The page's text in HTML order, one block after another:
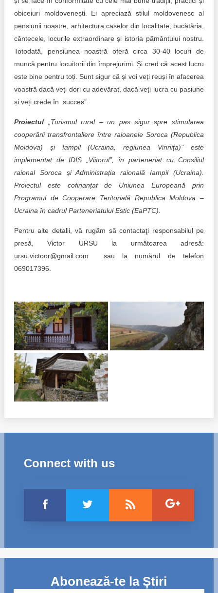
obiceiuri moldovenești. Ei apreciază stilul moldovenesc al
pensiunii noastre, arhitectura caselor din localitate, bucătăria,
cântecele, locurile extraordinare și istoria pământului nostru.
Totodată, pensiunea noastră oferă circa 30-40 locuri de
muncă pentru locuitorii din împrejurimi. Și cred că acest lucru
este bine pentru toți. Sunt sigur că și voi veți reuși în afacerea
voastră dacă veți dori cu adevărat, dacă veți lucra cu pasiune
și veți crede în succes”.
Proiectul„Turismul rural – un pas sigur spre stimularea
cooperării transfrontaliere între raioanele Soroca (Republica
Moldova) și Iampil (Ucraina, regiunea Vinnița)” este
implementat de IDIS „Viitorul”, în parteneriat cu Consiliul
raional Soroca și Administrația raională Iampil (Ucraina).
Proiectul este cofinanțat de Uniunea Europeană prin
Programul de Cooperare Teritorială Republica Moldova –
Ucraina în cadrul Parteneriatului Estic (EaPTC).
Pentru alte detalii, vă rugăm să contactaţi responsabilul pe
presă, Victor URSU la următoarea adresă:
ursu.victoor@gmail.com sau la numărul de telefon
069017396.
Connect with us
Abonează-te la Știri